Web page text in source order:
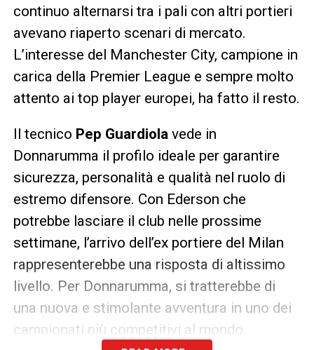
continuo alternarsi tra i pali con altri portieri
avevano riaperto scenari di mercato.
L’interesse del Manchester City, campione in
carica della Premier League e sempre molto
attento ai top player europei, ha fatto il resto.
Il tecnico Pep Guardiola vede in
Donnarumma il profilo ideale per garantire
sicurezza, personalità e qualità nel ruolo di
estremo difensore. Con Ederson che
potrebbe lasciare il club nelle prossime
settimane, l’arrivo dell’ex portiere del Milan
rappresenterebbe una risposta di altissimo
livello. Per Donnarumma, si tratterebbe di
una nuova e stimolante avventura in uno dei
campionati più competitivi al mondo.